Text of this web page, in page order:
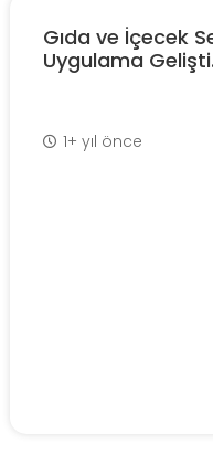
Gıda ve İçecek
Uygulama
1+ yıl önce